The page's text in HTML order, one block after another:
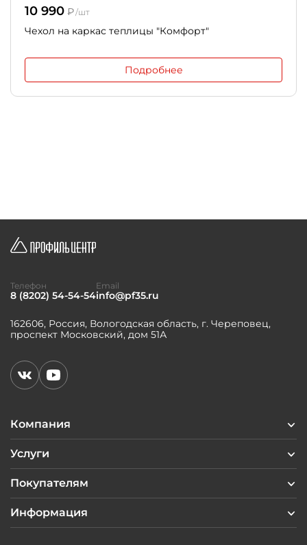
10 990 ₽/шт
Чехол на каркас теплицы "Комфорт"
Подробнее
Компания
Услуги
Покупателям
Информация
162606, Россия, Вологодская область, г. Череповец,
проспект Московский, дом 51А
Телефон
8 (8202) 54-54-54
Email
info@pf35.ru